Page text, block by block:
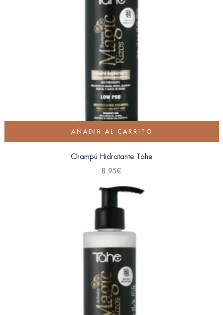
AÑADIR AL CARRITO
Champú Hidratante Tahe
8.95€